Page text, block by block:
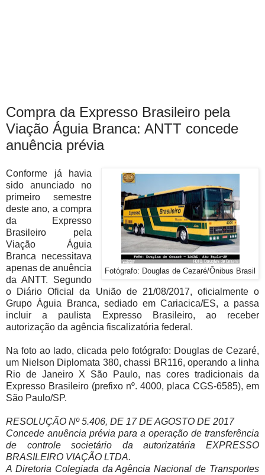
Compra da Expresso Brasileiro pela
Viação Águia Branca: ANTT concede
anuência prévia
Fotógrafo: Douglas de Cezaré/Ônibus Brasil
Conforme já havia
sido anunciado no
primeiro semestre
deste ano, a compra
da Expresso
Brasileiro pela
Viação Águia
Branca necessitava
apenas de anuência
da ANTT. Segundo
o Diário Oficial da União de 21/08/2017, oficialmente o
Grupo Águia Branca, sediado em Cariacica/ES, a passa
incluir a paulista Expresso Brasileiro, ao receber
autorização da agência fiscalizatória federal.
Na foto ao lado, clicada pelo fotógrafo: Douglas de Cezaré,
um Nielson Diplomata 380, chassi BR116, operando a linha
Rio de Janeiro X São Paulo, nas cores tradicionais da
Expresso Brasileiro (prefixo nº. 4000, placa CGS-6585), em
São Paulo/SP.
RESOLUÇÃO Nº 5.406, DE 17 DE AGOSTO DE 2017
Concede anuência prévia para a operação de transferência
de controle societário da autorizatária EXPRESSO
BRASILEIRO VIAÇÃO LTDA.
A Diretoria Colegiada da Agência Nacional de Transportes